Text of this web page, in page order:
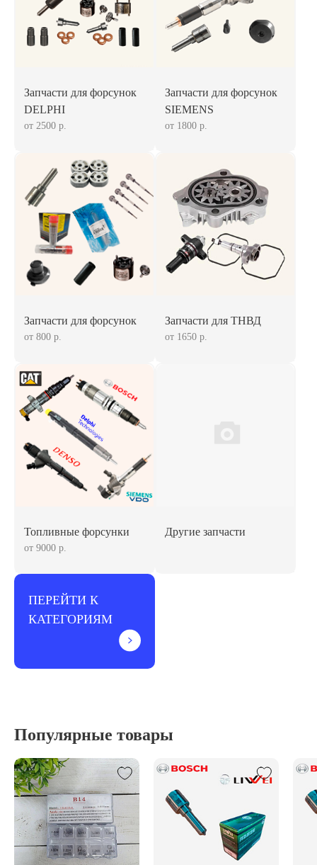
Запчасти для форсунок
DELPHI
от 2500 р.
Запчасти для форсунок
SIEMENS
от 1800 р.
Запчасти для форсунок
от 800 р.
Запчасти для ТНВД
от 1650 р.
Топливные форсунки
от 9000 р.
Другие запчасти
ПЕРЕЙТИ К
КАТЕГОРИЯМ
Популярные товары